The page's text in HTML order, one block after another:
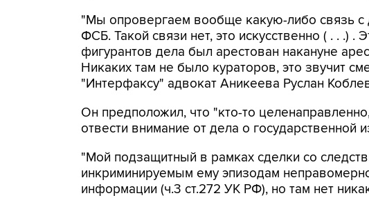
"Мы опровергаем вообще какую-либо связь с
ФСБ. Такой связи нет, это искусственно ( . . .) .
фигурантов дела был арестован накануне
Никаких там не было кураторов, это звучит
"Интерфаксу" адвокат Аникеева Руслан
Он предположил, что "кто-то
отвести внимание от дела о государственной
"Мой подзащитный в рамках сделки со
инкриминируемым ему эпизодам
информации (ч.3 ст.272 УК РФ), но там нет